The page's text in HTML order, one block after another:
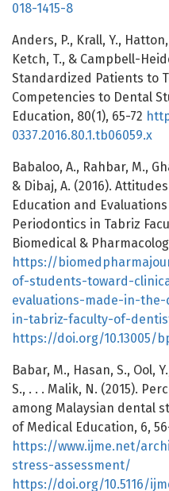
018-1415-8
Anders, P., Krall, Y.,
Ketch, T., & Campbell-
Standardized Patients to
Competencies to Dental
Education, 80(1), 65-72
0337.2016.80.1.tb06059.x
Babaloo, A., Rahbar, M.,
& Dibaj, A. (2016).
Education and
Periodontics in Tabriz
Biomedical &
https://
of-students-toward-
evaluations-made-in-
in-tabriz-faculty-of-
https://doi.org/10.13005/
Babar, M., Hasan, S., Ool,
S., . . . Malik, N. (2015).
among Malaysian dental
of Medical Education, 6,
https://www.ijme.net/
stress-assessment/
https://doi.org/10.5116/